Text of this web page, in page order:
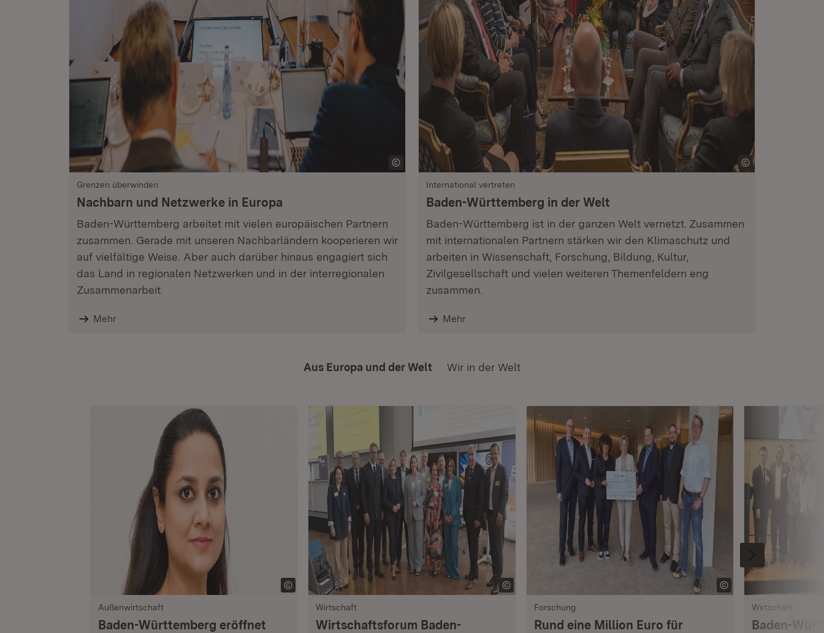
Grenzen überwinden
Nachbarn und Netzwerke in Europa
Baden-Württemberg arbeitet mit vielen europäischen Partnern
zusammen. Gerade mit unseren Nachbarländern kooperieren wir
auf vielfältige Weise. Aber auch darüber hinaus engagiert sich
das Land in regionalen Netzwerken und in der interregionalen
Zusammenarbeit.
Mehr
International vertreten
Baden-Württemberg in der Welt
Baden-Württemberg ist in der ganzen Welt vernetzt. Zusammen
mit internationalen Partnern stärken wir den Klimaschutz und
arbeiten in Wissenschaft, Forschung, Bildung, Kultur,
Zivilgesellschaft und vielen weiteren Themenfeldern eng
zusammen.
Mehr
Aus Europa und der Welt Wir in der Welt
Außenwirtschaft
Baden-Württemberg eröffnet
Wirtschaft
Wirtschaftsforum Baden-
Forschung
Rund eine Million Euro für
Wirtschaft
Baden-